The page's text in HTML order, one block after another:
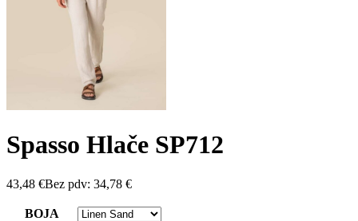
Spasso Hlače SP712
43,48 €Bez pdv: 34,78 €
BOJA